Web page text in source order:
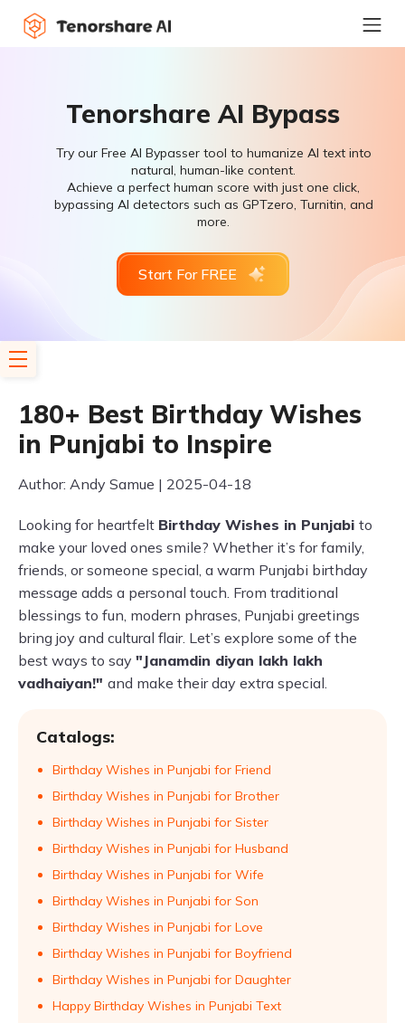
Tenorshare AI Bypass
Try our Free AI Bypasser tool to humanize AI text into
natural, human-like content.
Achieve a perfect human score with just one click,
bypassing AI detectors such as GPTzero, Turnitin, and
more.
Start For FREE
180+ Best Birthday Wishes
in Punjabi to Inspire
Author: Andy Samue | 2025-04-18
Looking for heartfelt Birthday Wishes in Punjabi to
make your loved ones smile? Whether it’s for family,
friends, or someone special, a warm Punjabi birthday
message adds a personal touch. From traditional
blessings to fun, modern phrases, Punjabi greetings
bring joy and cultural flair. Let’s explore some of the
best ways to say "Janamdin diyan lakh lakh
vadhaiyan!" and make their day extra special.
Catalogs:
Birthday Wishes in Punjabi for Friend
Birthday Wishes in Punjabi for Brother
Birthday Wishes in Punjabi for Sister
Birthday Wishes in Punjabi for Husband
Birthday Wishes in Punjabi for Wife
Birthday Wishes in Punjabi for Son
Birthday Wishes in Punjabi for Love
Birthday Wishes in Punjabi for Boyfriend
Birthday Wishes in Punjabi for Daughter
Happy Birthday Wishes in Punjabi Text